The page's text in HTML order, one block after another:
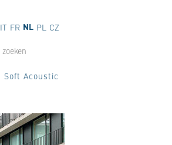
Soft Acoustic
IT FR NL PL CZ